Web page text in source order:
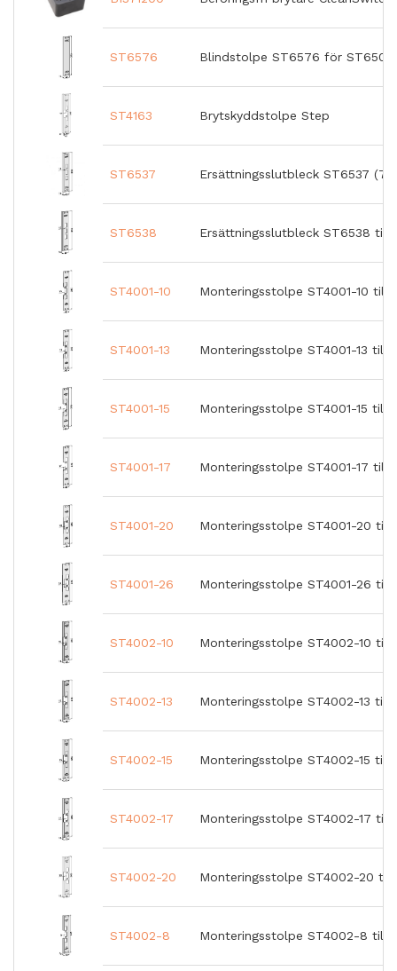
ST6576 Blindstolpe ST6576 för
ST4163 Brytskyddstolpe Step
ST6537 Ersättningsslutbleck ST6537
ST6538 Ersättningsslutbleck ST6538 till
ST4001-10 Monteringsstolpe ST4001-10 till
ST4001-13 Monteringsstolpe ST4001-13 till
ST4001-15 Monteringsstolpe ST4001-15 till
ST4001-17 Monteringsstolpe ST4001-17 till
ST4001-20 Monteringsstolpe ST4001-20 till
ST4001-26 Monteringsstolpe ST4001-26 till
ST4002-10 Monteringsstolpe ST4002-10 till
ST4002-13 Monteringsstolpe ST4002-13 till
ST4002-15 Monteringsstolpe ST4002-15 till
ST4002-17 Monteringsstolpe ST4002-17 till
ST4002-20 Monteringsstolpe ST4002-20 till
ST4002-8 Monteringsstolpe ST4002-8 till